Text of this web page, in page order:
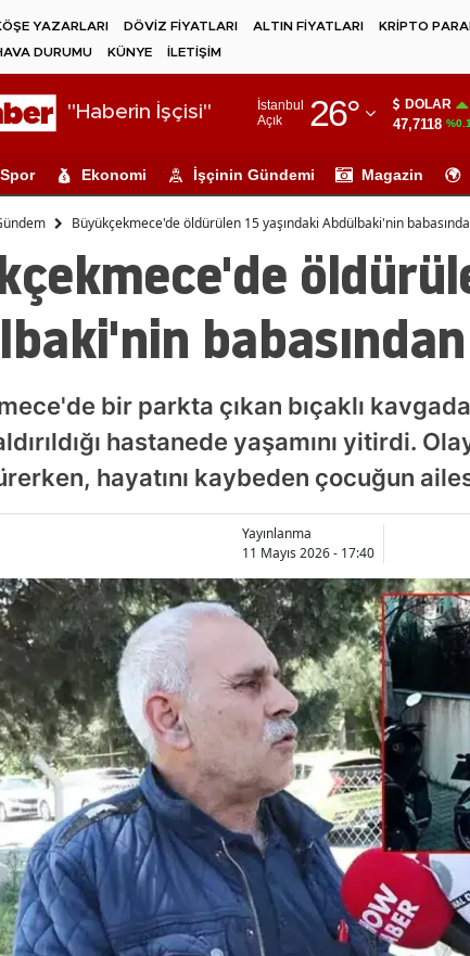
YAZARLARI DÖVİZ FİYATLARI ALTIN FİYATLARI KRİPTO
DURUMU
KÜNYE İLETİŞİM
"Haberin İşçisi"
İstanbul
Açık
26°
Adıyaman
Ağrı
Ankara
Antalya
Aydın
Balıkesir
Bilecik
Bingöl
Bitlis
Bolu
Burdur
Bursa
Çanakkale
Çankırı
Çorum
Denizli
DOLAR
47,7118
Spor Ekonomi İşçinin Gündemi Magazin
Büyükçekmece'de öldürülen 15 yaşındaki Abdülbaki'nin
bir parkta çıkan bıçaklı
hastanede yaşamını yitirdi.
hayatını kaybeden çocuğun
Yayınlanma
11 Mayıs 2026 - 17:40